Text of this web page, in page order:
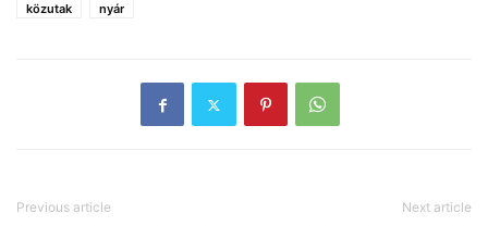
közutak
nyár
Previous article Next article